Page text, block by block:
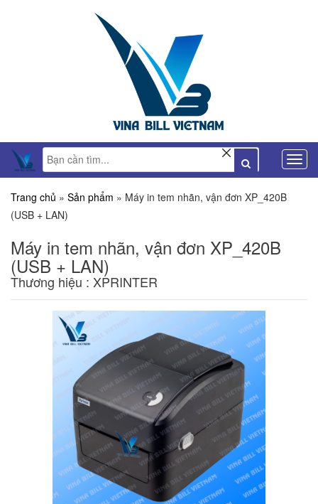
Trang chủ » Sản phẩm » Máy in tem nhãn, vận đơn XP_420B
(USB + LAN)
Máy in tem nhãn, vận đơn XP_420B
(USB + LAN)
Thương hiệu : XPRINTER